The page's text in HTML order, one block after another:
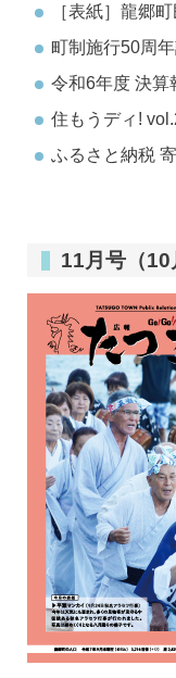
［表紙］龍郷
町制施行50周
令和6年度 決算
住もうディ!
ふるさと納税
11月号（10